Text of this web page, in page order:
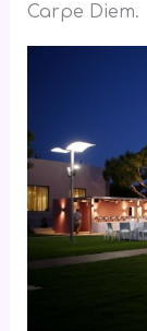
Carpe Diem.